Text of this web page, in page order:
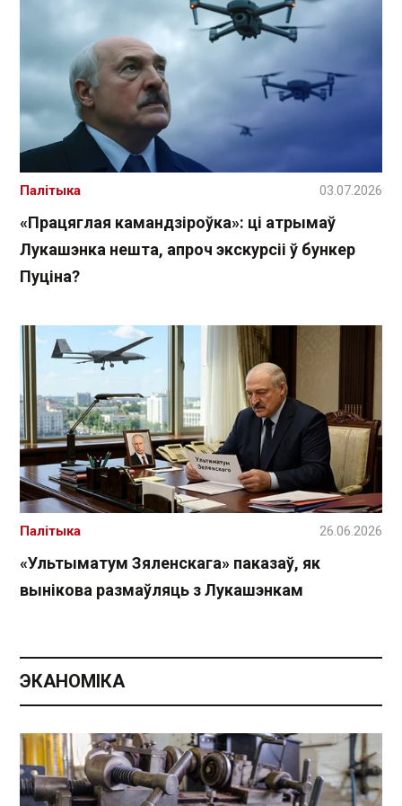
«Працяглая камандзіроўка»: ці атрымаў
Лукашэнка нешта, апроч экскурсіі ў бункер
Пуціна?
Палітыка 03.07.2026
«Ультыматум Зяленскага» паказаў, як
вынікова размаўляць з Лукашэнкам
Палітыка 26.06.2026
ЭКАНОМІКА